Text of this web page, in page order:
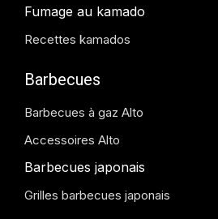
Fumage au kamado
Recettes kamados
Barbecues
Barbecues à gaz Alto
Accessoires Alto
Barbecues japonais
Grilles barbecues japonais